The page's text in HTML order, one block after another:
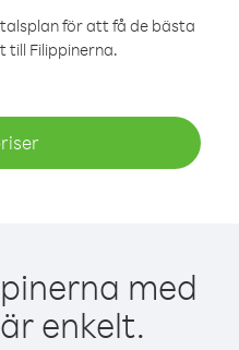
för att få de bästa
till Filippinerna.
med
enkelt.